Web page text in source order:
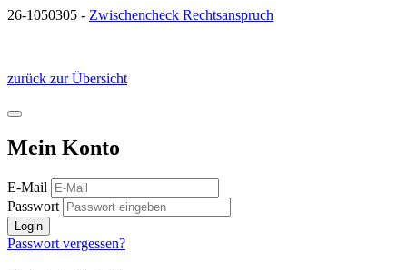
26-1050305 - Zwischencheck Rechtsanspruch
zurück zur Übersicht
Mein Konto
E-Mail
Passwort
Login
Passwort vergessen?